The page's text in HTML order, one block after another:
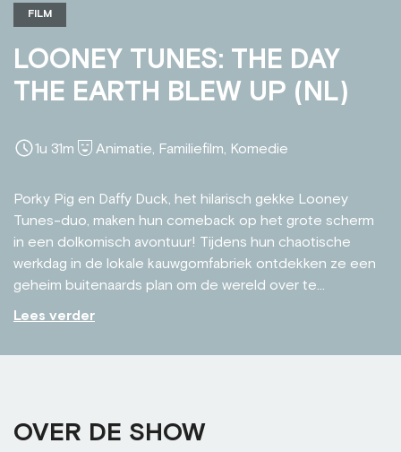
FILM
LOONEY TUNES: THE DAY
THE EARTH BLEW UP (NL)
1u 31m Animatie, Familiefilm, Komedie
Porky Pig en Daffy Duck, het hilarisch gekke Looney
Tunes-duo, maken hun comeback op het grote scherm
in een dolkomisch avontuur! Tijdens hun chaotische
werkdag in de lokale kauwgomfabriek ontdekken ze een
geheim buitenaards plan om de wereld over te...
Lees verder
OVER DE SHOW